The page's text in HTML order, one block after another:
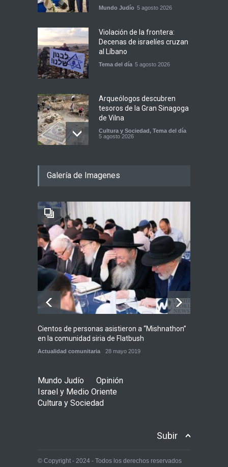
Mundo Judío 5 agosto 2026
Violación de la frontera:
Decenas de israelíes cruzan
al Líbano
Tema del día 5 agosto 2026
Arqueólogos descubren
tesoros de la Gran Sinagoga
de Vilna
Cultura y Sociedad, Tema del día
5 agosto 2026
más avanzado y caro jamás
de disuasión submarina
día
5 agosto 2026
Las reservas de sangre de
Israel son "alarmantemente
bajas"; la MDA insta al
público a donar
Ciencia y Salud
Tema del día
5 agosto 2026
Galería de Imagenes
Cientos de personas asistieron a “Mishnathon”
en la comunidad siria de Flatbush
Actualidad comunitaria 28 mayo 2019
Mundo Judío
Opinión
Israel y Medio Oriente
Cultura y Sociedad
Subir
© Copyright - 2024 - Todos los derechos reservados